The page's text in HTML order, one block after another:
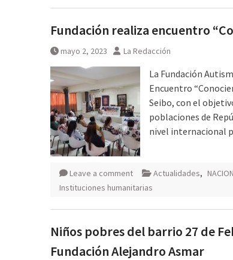
Fundación realiza encuentro
mayo 2, 2023 La Redacción
La Fundación
Encuentro
Seibo, con el
poblaciones de
nivel internacional
Leave a comment Actualidades,
Instituciones humanitarias
Niños pobres del barrio 27 de
Fundación Alejandro Asmar